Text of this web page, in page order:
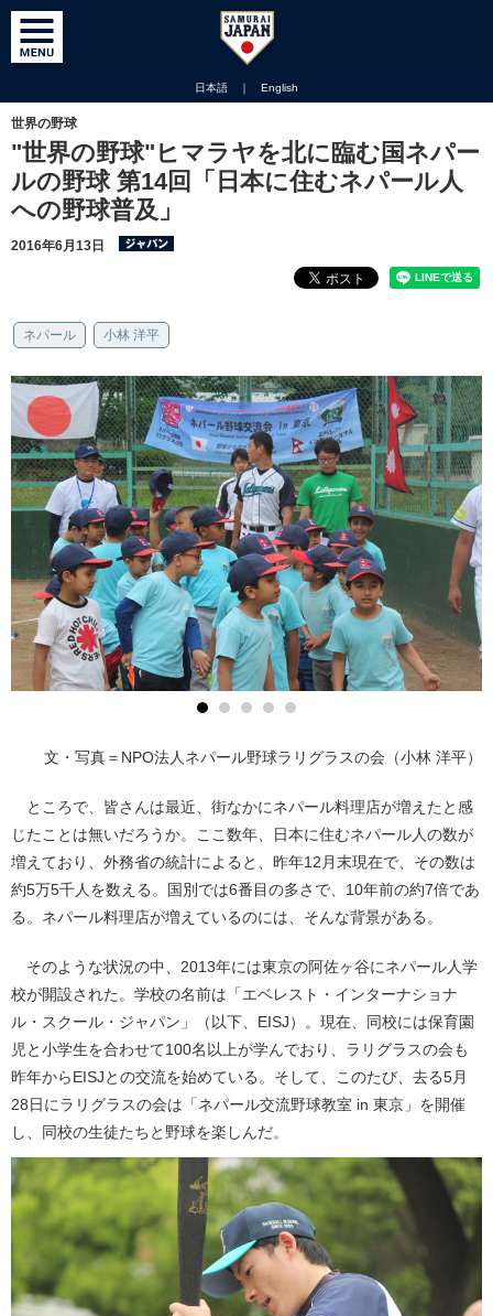
日本語 ｜ English
世界の野球
"世界の野球"ヒマラヤを北に臨む国ネパー
ルの野球 第14回「日本に住むネパール人
への野球普及」
2016年6月13日
ネパール 小林 洋平
文・写真＝NPO法人ネパール野球ラリグラスの会（小林 洋平）
ところで、皆さんは最近、街なかにネパール料理店が増えたと感
じたことは無いだろうか。ここ数年、日本に住むネパール人の数が
増えており、外務省の統計によると、昨年12月末現在で、その数は
約5万5千人を数える。国別では6番目の多さで、10年前の約7倍であ
る。ネパール料理店が増えているのには、そんな背景がある。
そのような状況の中、2013年には東京の阿佐ヶ谷にネパール人学
校が開設された。学校の名前は「エベレスト・インターナショナ
ル・スクール・ジャパン」（以下、EISJ）。現在、同校には保育園
児と小学生を合わせて100名以上が学んでおり、ラリグラスの会も
昨年からEISJとの交流を始めている。そして、このたび、去る5月
28日にラリグラスの会は「ネパール交流野球教室 in 東京」を開催
し、同校の生徒たちと野球を楽しんだ。